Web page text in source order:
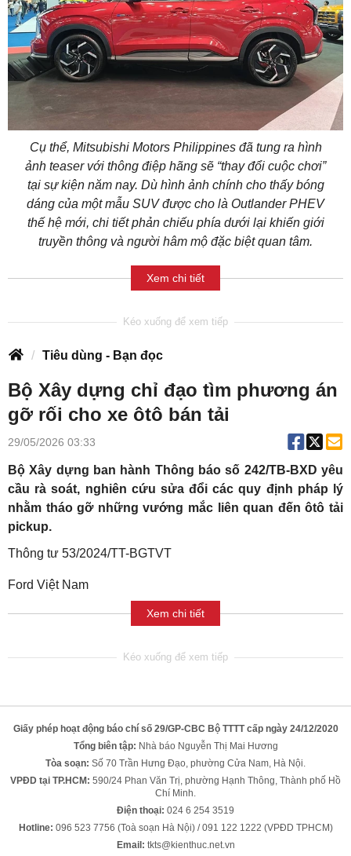
Cụ thể, Mitsubishi Motors Philippines đã tung ra hình
ảnh teaser với thông điệp hãng sẽ “thay đổi cuộc chơi”
tại sự kiện năm nay. Dù hình ảnh chính cho thấy bóng
dáng của một mẫu SUV được cho là Outlander PHEV
thế hệ mới, chi tiết phản chiếu phía dưới lại khiến giới
truyền thông và người hâm mộ đặc biệt quan tâm.
Xem chi tiết
Tiêu dùng - Bạn đọc
Bộ Xây dựng chỉ đạo tìm phương án
gỡ rối cho xe ôtô bán tải
29/05/2026 03:33
Bộ Xây dựng ban hành Thông báo số 242/TB-BXD yêu
cầu rà soát, nghiên cứu sửa đổi các quy định pháp lý
nhằm tháo gỡ những vướng mắc liên quan đến ôtô tải
pickup.
Thông tư 53/2024/TT-BGTVT
Ford Việt Nam
Xem chi tiết
Giấy phép hoạt động báo chí số 29/GP-CBC Bộ TTTT cấp ngày 24/12/2020
Tổng biên tập: Nhà báo Nguyễn Thị Mai Hương
Tòa soạn: Số 70 Trần Hưng Đạo, phường Cửa Nam, Hà Nội.
VPĐD tại TP.HCM: 590/24 Phan Văn Trị, phường Hạnh Thông, Thành phố Hồ
Chí Minh.
Điện thoại: 024 6 254 3519
Hotline: 096 523 7756 (Toà soạn Hà Nội) / 091 122 1222 (VPĐD TPHCM)
Email: tkts@kienthuc.net.vn